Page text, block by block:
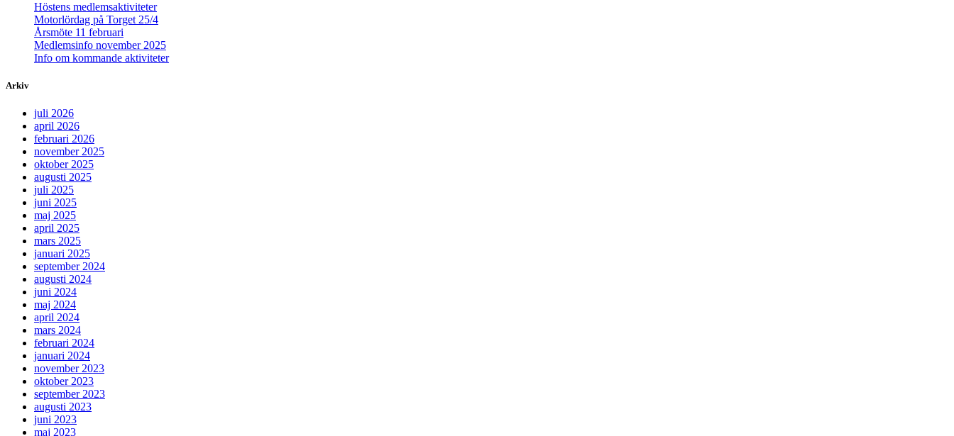
Höstens medlemsaktiviteter
Motorlördag på Torget 25/4
Årsmöte 11 februari
Medlemsinfo november 2025
Info om kommande aktiviteter
Arkiv
juli 2026
april 2026
februari 2026
november 2025
oktober 2025
augusti 2025
juli 2025
juni 2025
maj 2025
april 2025
mars 2025
januari 2025
september 2024
augusti 2024
juni 2024
maj 2024
april 2024
mars 2024
februari 2024
januari 2024
november 2023
oktober 2023
september 2023
augusti 2023
juni 2023
maj 2023